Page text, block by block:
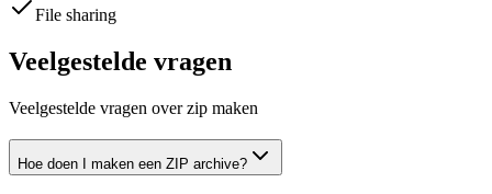
File sharing
Veelgestelde vragen
Veelgestelde vragen over zip maken
Hoe doen I maken een ZIP archive?